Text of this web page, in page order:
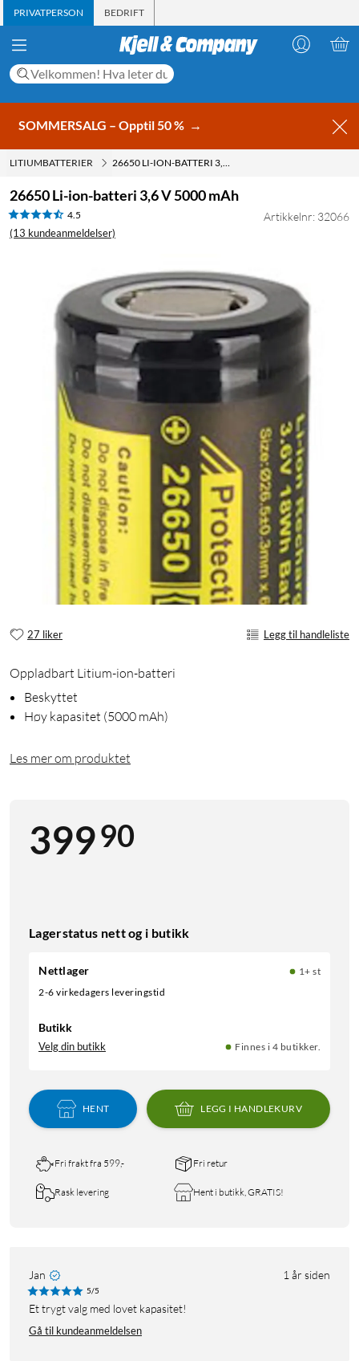
PRIVATPERSON BEDRIFT
SOMMERSALG – Opptil 50 % →
LITIUMBATTERIER 26650 LI-ION-BATTERI 3,6 V 5000 MAH
26650 Li-ion-batteri 3,6 V 5000 mAh
4.5
(13 kundeanmeldelser)
Artikkelnr: 32066
27 liker Legg til handleliste
Oppladbart Litium-ion-batteri
Beskyttet
Høy kapasitet (5000 mAh)
Les mer om produktet
39990
Lagerstatus nett og i butikk
Nettlager
1+ st
2-6 virkedagers leveringstid
Butikk
Velg din butikk Finnes i 4 butikker.
HENT LEGG I HANDLEKURV
Fri frakt fra 599,- Fri retur
Rask levering Hent i butikk, GRATIS!
Jan 1 år siden
5/5
Et trygt valg med lovet kapasitet!
Gå til kundeanmeldelsen